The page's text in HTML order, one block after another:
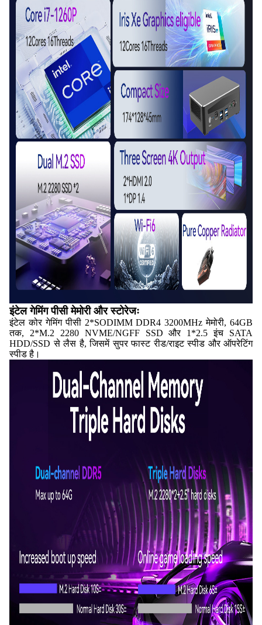
इंटेल गेमिंग पीसी मेमोरी और स्टोरेजः
इंटेल कोर गेमिंग पीसी 2*SODIMM DDR4 3200MHz मेमोरी, 64GB
तक, 2*M.2 2280 NVME/NGFF SSD और 1*2.5 इंच SATA
HDD/SSD से लैस है, जिसमें सुपर फास्ट रीड/राइट स्पीड और ऑपरेटिंग
स्पीड है।